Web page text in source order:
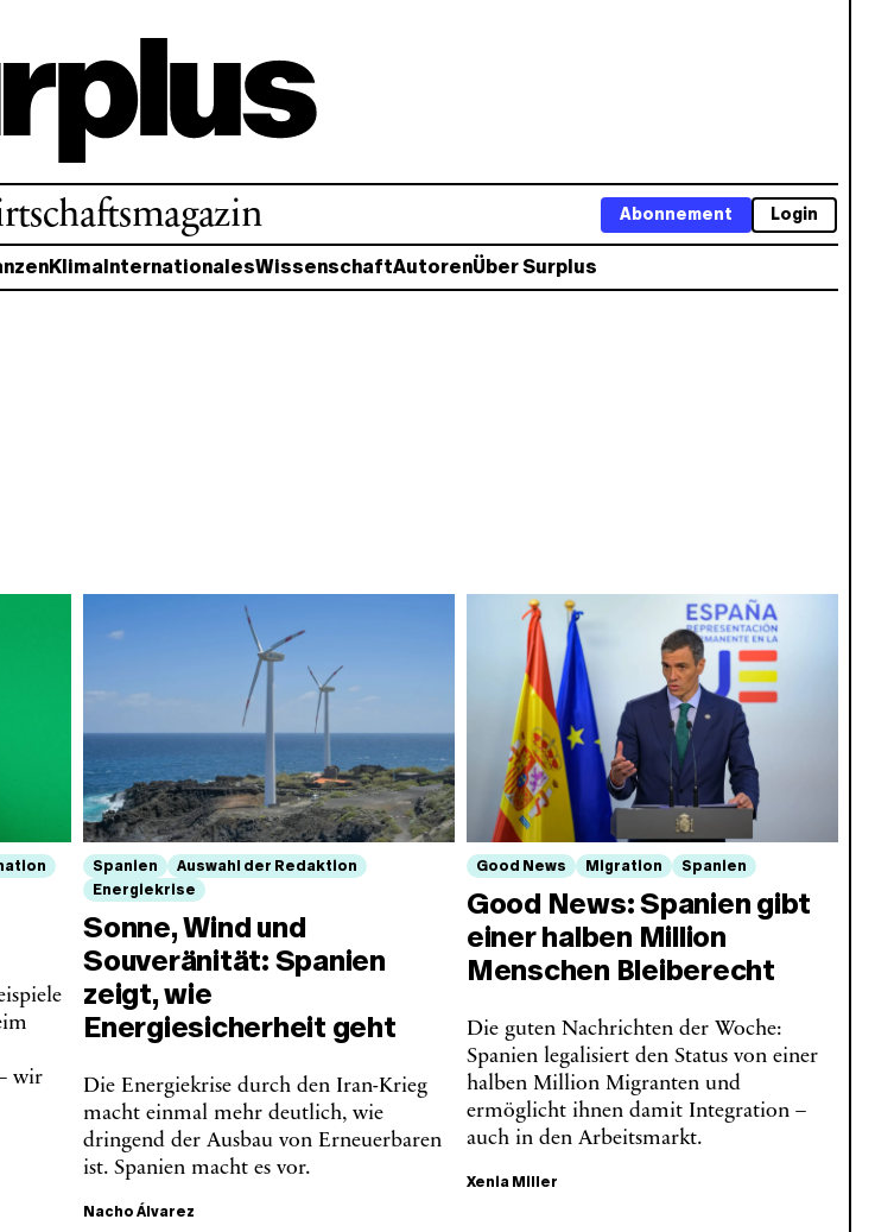
Login
Abonnement
KlimaInternationalesWissenschaftAutorenÜber Surplus
wir
Spanien
Auswahl der Redaktion
Energiekrise
Sonne, Wind und
Souveränität: Spanien
zeigt, wie
Energiesicherheit geht
Die Energiekrise durch den Iran-Krieg
macht einmal mehr deutlich, wie
dringend der Ausbau von Erneuerbaren
ist. Spanien macht es vor.
Nacho Álvarez
Good News Migration Spanien
Good News: Spanien gibt
einer halben Million
Menschen Bleiberecht
Die guten Nachrichten der Woche:
Spanien legalisiert den Status von einer
halben Million Migranten und
ermöglicht ihnen damit Integration –
auch in den Arbeitsmarkt.
Xenia Miller